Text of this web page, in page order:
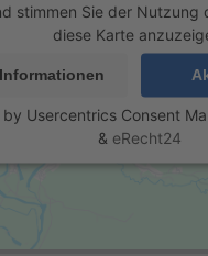
stimmen Sie der Nutzung
diese Karte
by Usercentrics Consent
& eRecht24